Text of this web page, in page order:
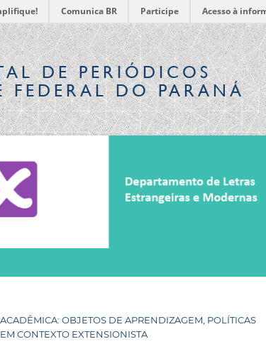
Comunica BR Participe Acesso à
DE PERIÓDICOS
FEDERAL DO PARANÁ
OBJETOS DE APRENDIZAGEM, POLÍTICAS
CONTEXTO EXTENSIONISTA